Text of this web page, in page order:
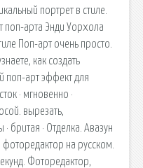
портрет в стиле.
поп-арта Энди Уорхола
Поп-арт очень просто.
как создать
поп-арт эффект для
· мгновенно ·
вырезать,
бритая · Отделка. Авазун
на русском.
Фоторедактор,